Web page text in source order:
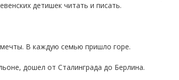
детишек читать и писать.
В каждую семью пришло горе.
дошел от Сталинграда до Берлина.